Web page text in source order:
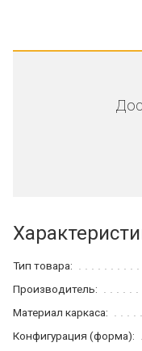
Тип товара:
Производитель:
Материал каркаса:
Конфигурация (форма):